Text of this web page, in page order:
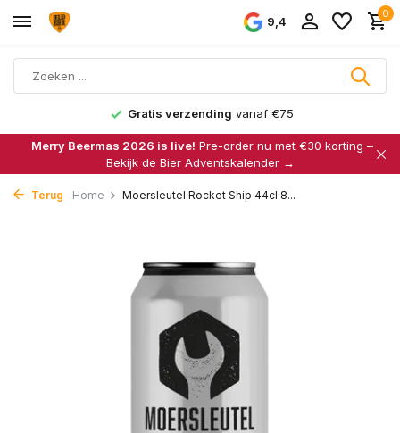
9,4
0
Gratis verzending vanaf €75
Merry Beermas 2026 is live! Pre-order nu met €30 korting –
Bekijk de Bier Adventskalender →
Terug Home Moersleutel Rocket Ship 44cl 8...